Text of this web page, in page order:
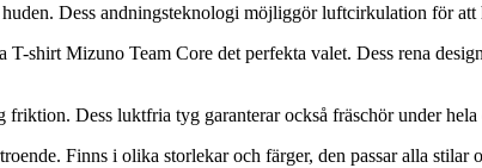
Dess andningsteknologi möjliggör luftcirkulation för att
shirt Mizuno Team Core det perfekta valet. Dess rena
Dess luktfria tyg garanterar också fräschör under
Finns i olika storlekar och färger, den passar alla stilar